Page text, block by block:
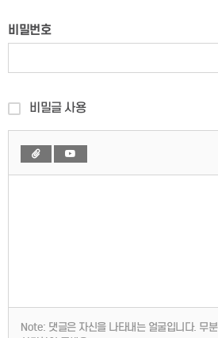
비밀번호
비밀글 사용
Note: 댓글은 자신을 나타내는 얼굴입니다. 무